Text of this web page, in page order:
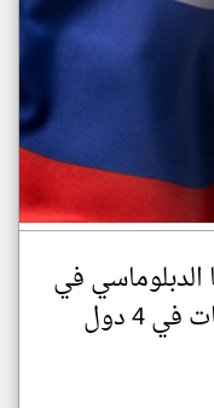
في
إفريقيا بافتتاح ممثليات في 4 دول